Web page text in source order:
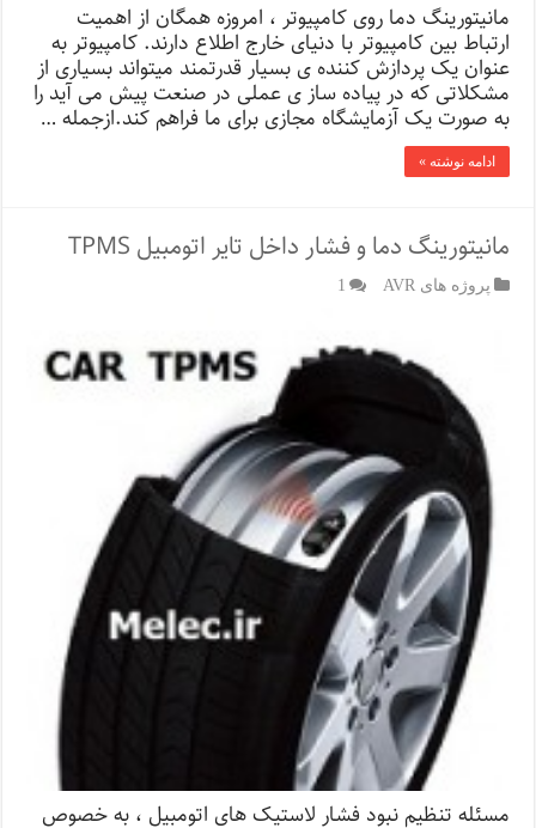
مانیتورینگ دما روی کامپیوتر ، امروزه همگان از اهمیت
ارتباط بین کامپیوتر با دنیای خارج اطلاع دارند. کامپیوتر به
عنوان یک پردازش کننده ی بسیار قدرتمند میتواند بسیاری از
مشکلاتی که در پیاده ساز ی عملی در صنعت پیش می آید را
به صورت یک آزمایشگاه مجازی برای ما فراهم کند.ازجمله …
ادامه نوشته »
مانیتورینگ دما و فشار داخل تایر اتومبیل TPMS
پروژه های AVR 1
مسئله تنظیم نبود فشار لاستیک های اتومبیل ، به خصوص